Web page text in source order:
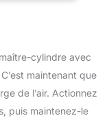
cylindre avec
maintenant que
de l’air. Actionnez
puis maintenez-le